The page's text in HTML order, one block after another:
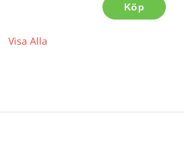
Köp
Visa Alla